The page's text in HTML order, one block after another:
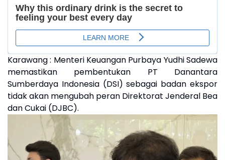
Karawang : Menteri Keuangan Purbaya Yudhi Sadewa
memastikan pembentukan PT Danantara
Sumberdaya Indonesia (DSI) sebagai badan ekspor
tidak akan mengubah peran Direktorat Jenderal Bea
dan Cukai (DJBC).